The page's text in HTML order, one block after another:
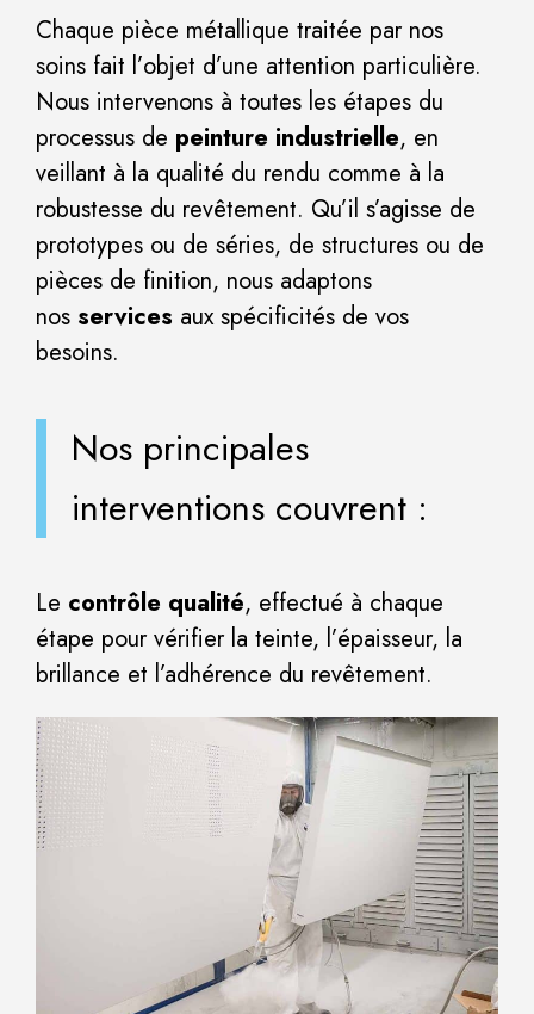
Chaque pièce métallique traitée par nos
soins fait l’objet d’une attention particulière.
Nous intervenons à toutes les étapes du
processus de peinture industrielle, en
veillant à la qualité du rendu comme à la
robustesse du revêtement. Qu’il s’agisse de
prototypes ou de séries, de structures ou de
pièces de finition, nous adaptons
nos services aux spécificités de vos
besoins.
Nos principales
interventions couvrent :
Le contrôle qualité, effectué à chaque
étape pour vérifier la teinte, l’épaisseur, la
brillance et l’adhérence du revêtement.